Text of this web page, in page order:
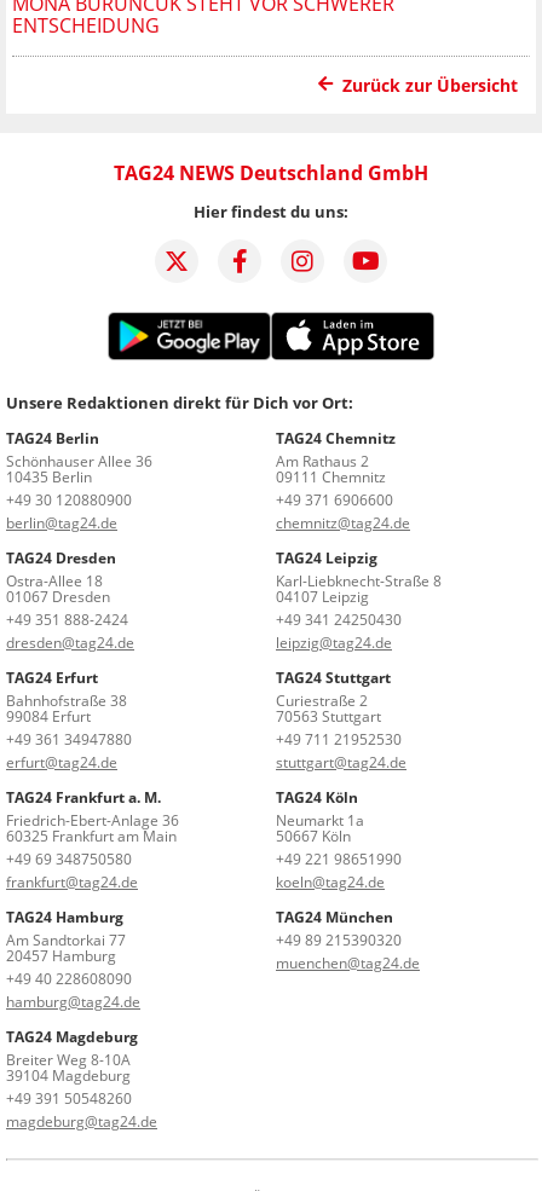
ENTSCHEIDUNG
Zurück zur Übersicht
TAG24 NEWS Deutschland GmbH
Hier findest du uns:
Unsere Redaktionen direkt für Dich vor Ort:
TAG24 Berlin
Schönhauser Allee 36
10435 Berlin
+49 30 120880900
berlin@tag24.de
TAG24 Chemnitz
Am Rathaus 2
09111 Chemnitz
+49 371 6906600
chemnitz@tag24.de
TAG24 Dresden
Ostra-Allee 18
01067 Dresden
+49 351 888-2424
dresden@tag24.de
TAG24 Leipzig
Karl-Liebknecht-Straße 8
04107 Leipzig
+49 341 24250430
leipzig@tag24.de
TAG24 Erfurt
Bahnhofstraße 38
99084 Erfurt
+49 361 34947880
erfurt@tag24.de
TAG24 Stuttgart
Curiestraße 2
70563 Stuttgart
+49 711 21952530
stuttgart@tag24.de
TAG24 Frankfurt a. M.
Friedrich-Ebert-Anlage 36
60325 Frankfurt am Main
+49 69 348750580
frankfurt@tag24.de
TAG24 Köln
Neumarkt 1a
50667 Köln
+49 221 98651990
koeln@tag24.de
TAG24 Hamburg
Am Sandtorkai 77
20457 Hamburg
+49 40 228608090
hamburg@tag24.de
TAG24 München
+49 89 215390320
muenchen@tag24.de
TAG24 Magdeburg
Breiter Weg 8-10A
39104 Magdeburg
+49 391 50548260
magdeburg@tag24.de